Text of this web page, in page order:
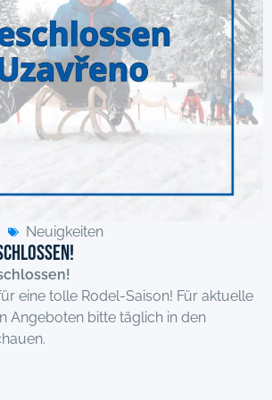
Neuigkeiten
eine tolle Rodel-Saison! Für aktuelle
Angeboten bitte täglich in den